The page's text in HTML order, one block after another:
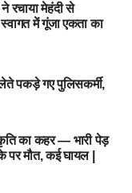
रचाया मेहंदी से
स्वागत में गूंजा एकता का
लेते पकड़े गए पुलिसकर्मी,
का कहर — भारी पेड़
पर मौत, कई घायल |